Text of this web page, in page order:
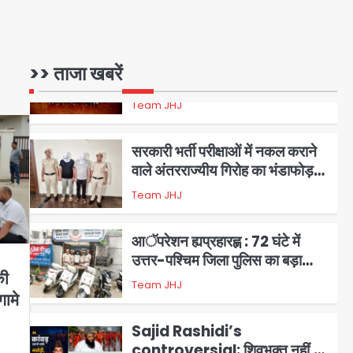
>> ताजा खबरें
3
मास्टरमाइंड समेत 7 गिरफ्तार
Team JHJ
4
आॅपरेशन ह्यप्रहारह्ण : 72 घंटे में
उत्तर-पश्चिम जिला पुलिस का बड़ा
Team JHJ
5
Sajid Rashidi’s
controversial: शिवभक्त नहीं,
आतंकवादी हैं’, मौलाना का कांवड़ियों पर
विवादित बयान, BJP विधायक ने कराई
Avinash Kumar
Har Ghar Tiranga